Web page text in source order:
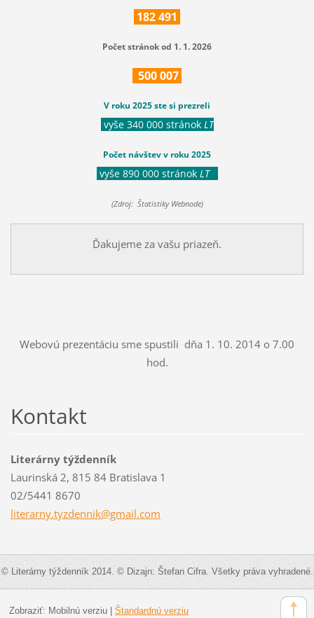
182491
Počet stránok od 1. 1. 2026
500007
V roku 2025 ste si prezreli
vyše 340 000 stránok LT
Počet návštev v roku 2025
vyše 890 000 stránok LT
(Zdroj: Štatistiky Webnode)
Ďakujeme za vašu priazeň.
Webovú prezentáciu sme spustili dňa 1. 10. 2014 o 7.00
hod.
Kontakt
Literárny týždenník
Laurinská 2, 815 84 Bratislava 1
02/5441 8670
literarny.tyzdennik@gmail.com
© Literárny týždenník 2014. © Dizajn: Štefan Cifra. Všetky práva vyhradené.
Zobraziť: Mobilnú verziu| Štandardnú verziu